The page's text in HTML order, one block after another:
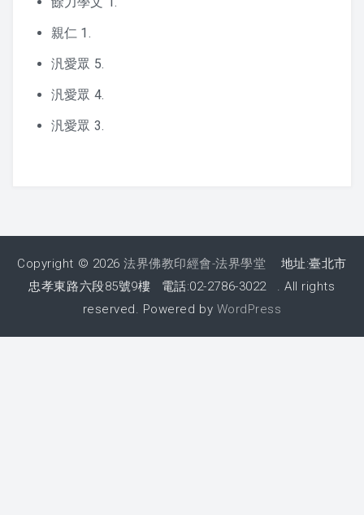
親仁 1.
汎愛眾 5.
汎愛眾 4.
汎愛眾 3.
Copyright © 2026法界佛教印經會-法界學堂 地址:臺北市
忠孝東路六段85號9樓 電話:02-2786-3022 . All rights
reserved. Powered by WordPress